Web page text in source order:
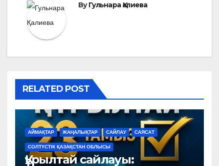
ByГульнара Қалиева
RELATED POST
АЙМАҚТАР ЖАҢАЛЫҚТАР САЙЛАУ САЯСАТ
СОЛТҮСТІК ҚАЗАҚСТАН ОБЛЫСЫ
Құрылтай сайлауы: